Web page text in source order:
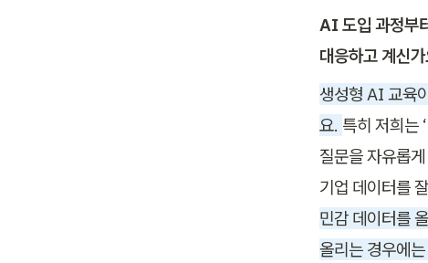
AI 도입 과정부
대응하고 계신
생성형 AI 교육
요. 특히 저희는
질문을 자유롭
기업 데이터를
민감 데이터를
올리는 경우에